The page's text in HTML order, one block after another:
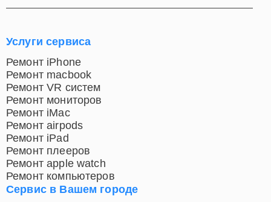
Сервис в Вашем городе
Услуги сервиса
Ремонт iPhone
Ремонт macbook
Ремонт VR систем
Ремонт мониторов
Ремонт iMac
Ремонт airpods
Ремонт iPad
Ремонт плееров
Ремонт apple watch
Ремонт компьютеров